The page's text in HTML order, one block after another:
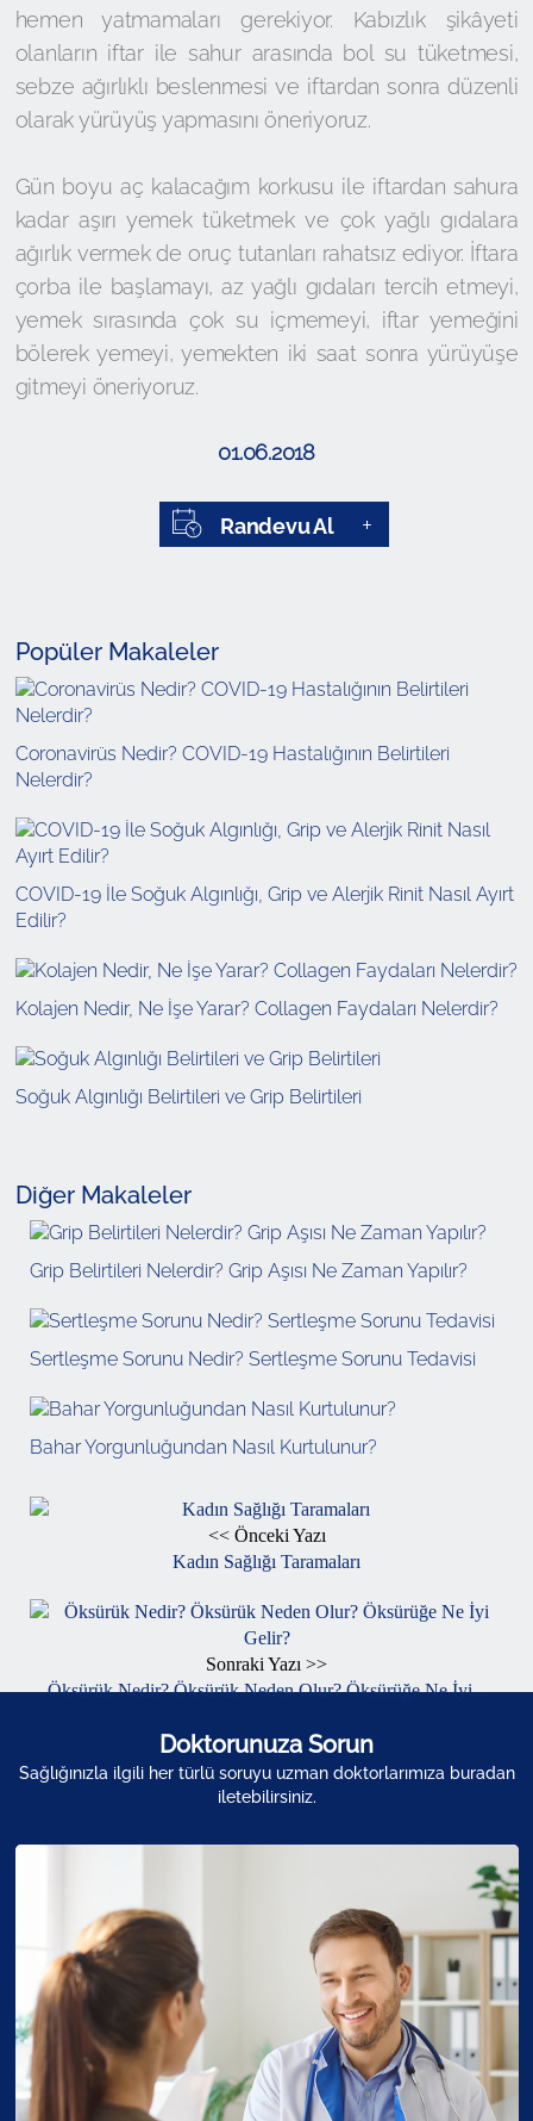
hemen yatmamaları gerekiyor. Kabızlık şikâyeti
olanların iftar ile sahur arasında bol su tüketmesi,
sebze ağırlıklı beslenmesi ve iftardan sonra düzenli
olarak yürüyüş yapmasını öneriyoruz.
Gün boyu aç kalacağım korkusu ile iftardan sahura
kadar aşırı yemek tüketmek ve çok yağlı gıdalara
ağırlık vermek de oruç tutanları rahatsız ediyor. İftara
çorba ile başlamayı, az yağlı gıdaları tercih etmeyi,
yemek sırasında çok su içmemeyi, iftar yemeğini
bölerek yemeyi, yemekten iki saat sonra yürüyüşe
gitmeyi öneriyoruz.
01.06.2018
Randevu Al
Popüler Makaleler
Coronavirüs Nedir? COVID-19 Hastalığının Belirtileri
Nelerdir?
COVID-19 İle Soğuk Algınlığı, Grip ve Alerjik Rinit Nasıl Ayırt
Edilir?
Kolajen Nedir, Ne İşe Yarar? Collagen Faydaları Nelerdir?
Soğuk Algınlığı Belirtileri ve Grip Belirtileri
Diğer Makaleler
Grip Belirtileri Nelerdir? Grip Aşısı Ne Zaman Yapılır?
Sertleşme Sorunu Nedir? Sertleşme Sorunu Tedavisi
Bahar Yorgunluğundan Nasıl Kurtulunur?
<< Önceki Yazı
Kadın Sağlığı Taramaları
Sonraki Yazı >>
Öksürük Nedir? Öksürük Neden Olur? Öksürüğe Ne İyi...
Doktorunuza Sorun
Sağlığınızla ilgili her türlü soruyu uzman doktorlarımıza buradan
iletebilirsiniz.